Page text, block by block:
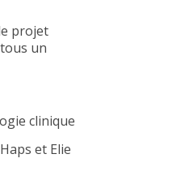
projet
un
clinique
et Elie